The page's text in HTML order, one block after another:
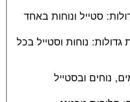
סטייל ונוחות באחד
נוחות וסטייל בכל
ובסטייל